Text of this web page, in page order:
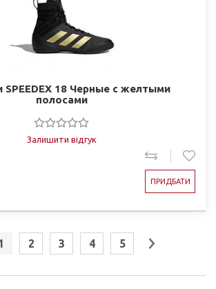
SPEEDEX 18 Черные с желтыми
полосами
Залишити відгук
ПРИДБАТИ
2 3 4 5